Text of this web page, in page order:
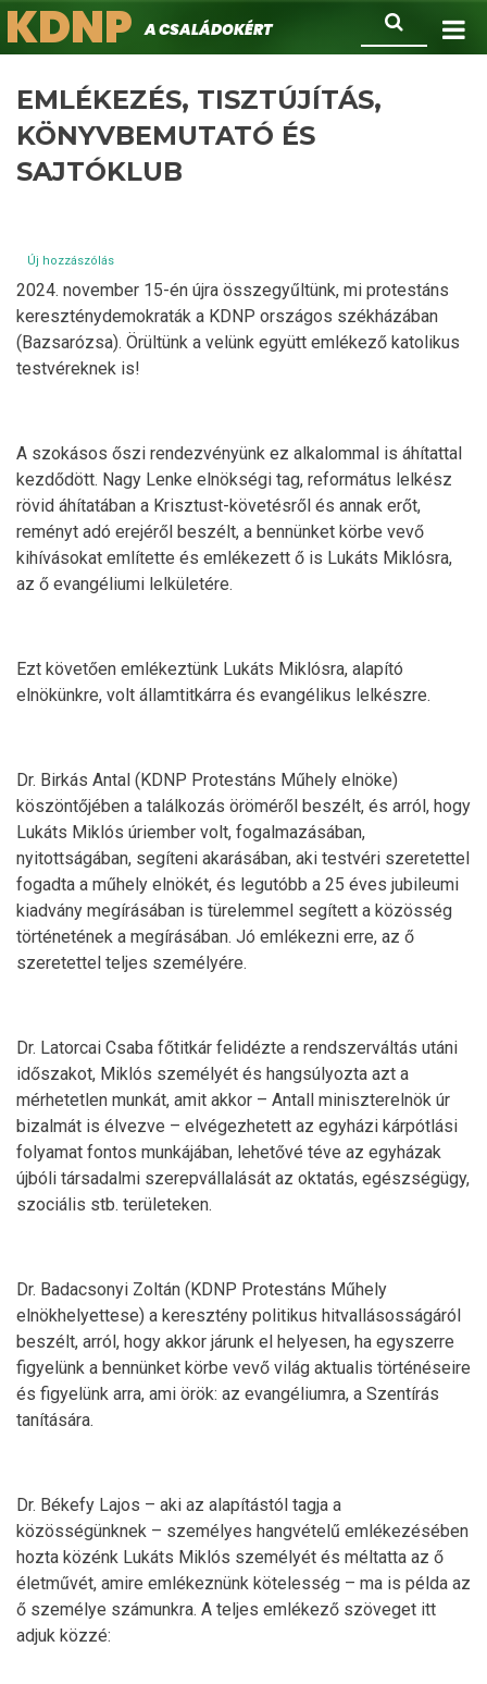
Ugrás
a
Keresés
KDNPA családokért.
EMLÉKEZÉS, TISZTÚJÍTÁS,
KÖNYVBEMUTATÓ ÉS
SAJTÓKLUB
Új hozzászólás
2024. november 15-én újra összegyűltünk, mi protestáns
kereszténydemokraták a KDNP országos székházában
(Bazsarózsa). Örültünk a velünk együtt emlékező katolikus
testvéreknek is!
A szokásos őszi rendezvényünk ez alkalommal is áhítattal
kezdődött. Nagy Lenke elnökségi tag, református lelkész
rövid áhítatában a Krisztust-követésről és annak erőt,
reményt adó erejéről beszélt, a bennünket körbe vevő
kihívásokat említette és emlékezett ő is Lukáts Miklósra,
az ő evangéliumi lelkületére.
Ezt követően emlékeztünk Lukáts Miklósra, alapító
elnökünkre, volt államtitkárra és evangélikus lelkészre.
Dr. Birkás Antal (KDNP Protestáns Műhely elnöke)
köszöntőjében a találkozás öröméről beszélt, és arról, hogy
Lukáts Miklós úriember volt, fogalmazásában,
nyitottságában, segíteni akarásában, aki testvéri szeretettel
fogadta a műhely elnökét, és legutóbb a 25 éves jubileumi
kiadvány megírásában is türelemmel segített a közösség
történetének a megírásában. Jó emlékezni erre, az ő
szeretettel teljes személyére.
Dr. Latorcai Csaba főtitkár felidézte a rendszerváltás utáni
időszakot, Miklós személyét és hangsúlyozta azt a
mérhetetlen munkát, amit akkor – Antall miniszterelnök úr
bizalmát is élvezve – elvégezhetett az egyházi kárpótlási
folyamat fontos munkájában, lehetővé téve az egyházak
újbóli társadalmi szerepvállalását az oktatás, egészségügy,
szociális stb. területeken.
Dr. Badacsonyi Zoltán (KDNP Protestáns Műhely
elnökhelyettese) a keresztény politikus hitvallásosságáról
beszélt, arról, hogy akkor járunk el helyesen, ha egyszerre
figyelünk a bennünket körbe vevő világ aktualis történéseire
és figyelünk arra, ami örök: az evangéliumra, a Szentírás
tanítására.
Dr. Békefy Lajos – aki az alapítástól tagja a
közösségünknek – személyes hangvételű emlékezésében
hozta közénk Lukáts Miklós személyét és méltatta az ő
életművét, amire emlékeznünk kötelesség – ma is példa az
ő személye számunkra. A teljes emlékező szöveget itt
adjuk közzé: